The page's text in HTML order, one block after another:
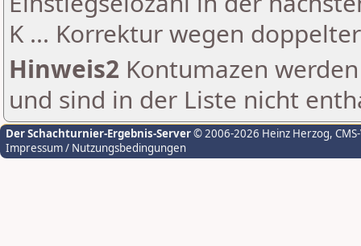
K ... Korrektur wegen
Hinweis2 Kontumazen
und sind in der Liste nicht
Der Schachturnier-Ergebnis-Server© 2006-2026 Heinz Herzog,
Impressum / Nutzungsbedingungen